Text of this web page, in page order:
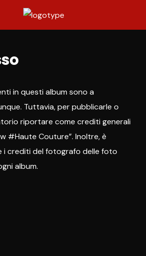
in questi album sono a
Tuttavia, per pubblicarle o
riportare come crediti generali
#Haute Couture”. Inoltre, è
i crediti del fotografo delle foto
album.